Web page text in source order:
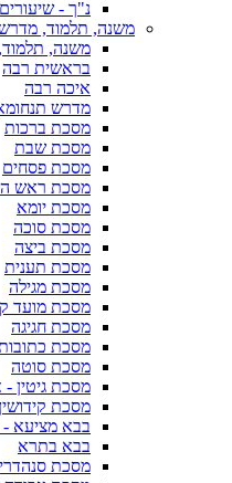
נ"ך -
משנה, תלמוד,
משנה,
בראשית רבה
איכה רבה
מדרש
מסכת ברכות
מסכת שבת
מסכת פסחים
מסכת ראש
מסכת יומא
מסכת סוכה
מסכת ביצה
מסכת תענית
מסכת מגילה
מסכת מועד
מסכת חגיגה
מסכת
מסכת סוטה
מסכת גיטין -
מסכת
בבא מציעא -
בבא בתרא
מסכת